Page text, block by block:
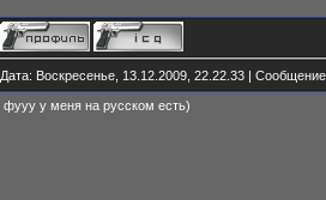
Дата: Воскресенье, 13.12.2009, 22.22.33 |
фууу у меня на русском есть)